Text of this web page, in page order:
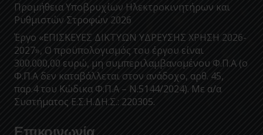
Προμήθεια Υποβρυχίων Ηλεκτροκινητήρων και
Ρυθμιστών Στροφών 2026
Έργο «ΕΠΙΣΚΕΥΕΣ ΔΙΚΤΥΩΝ ΥΔΡΕΥΣΗΣ ΧΡΗΣΗ 2026-
2027», Ο προϋπολογισμός του έργου είναι
300.000,00 ευρώ, μη συμπεριλαμβανομένου Φ.Π.Α (ο
Φ.Π.Α δεν καταβάλλεται στον ανάδοχο, αρθ. 45,
παρ.4 του Κώδικα Φ.Π.Α – Ν.5144/2024). Με α/α
Συστήματος Ε.Σ.Η.ΔΗ.Σ.: 220305.